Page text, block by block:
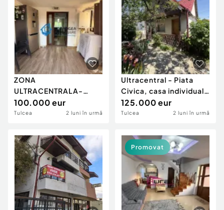
ZONA
ULTRACENTRALA-
CASA 4 CAMERE ,
TEREN 228 MP,
100.000 eur
Tulcea 2 luni în urmă
Ultracentral - Piata
Civica, casa individuala
cu teren 387 m
125.000 eur
Tulcea 2 luni în urmă
Promovat